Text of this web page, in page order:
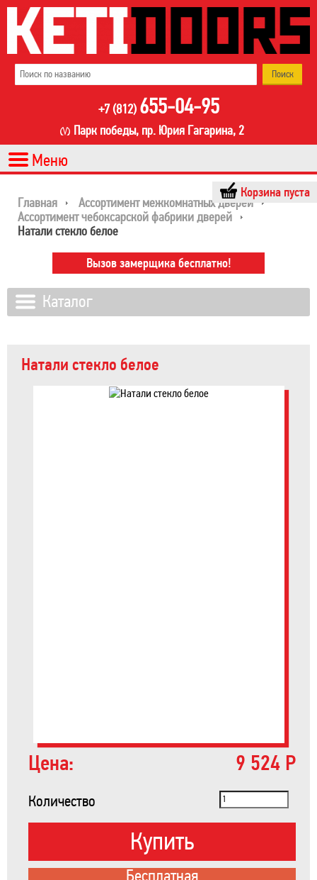
+7 (812) 655-04-95
Парк победы, пр. Юрия Гагарина, 2
Корзина пуста
Главная
Ассортимент межкомнатных дверей
Ассортимент чебоксарской фабрики дверей
Натали стекло белое
Натали стекло белое
Цена: 9 524 Р
Количество
Купить